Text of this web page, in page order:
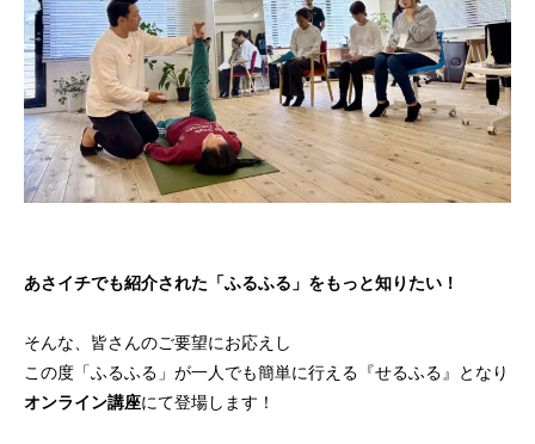
あさイチでも紹介された「ふるふる」をもっと知りたい！
そんな、皆さんのご要望にお応えし
この度「ふるふる」が一人でも簡単に行える『せるふる』となり
オンライン講座にて登場します！